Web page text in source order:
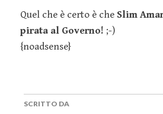
Quel che è certo è che Slim
pirata al Governo! ;-)
{noadsense}
SCRITTO DA